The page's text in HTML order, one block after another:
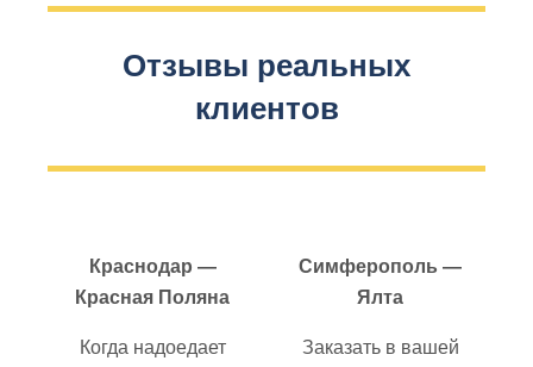
Отзывы реальных
клиентов
Краснодар —
Красная Поляна
Когда надоедает
Симферополь —
Ялта
Заказать в вашей